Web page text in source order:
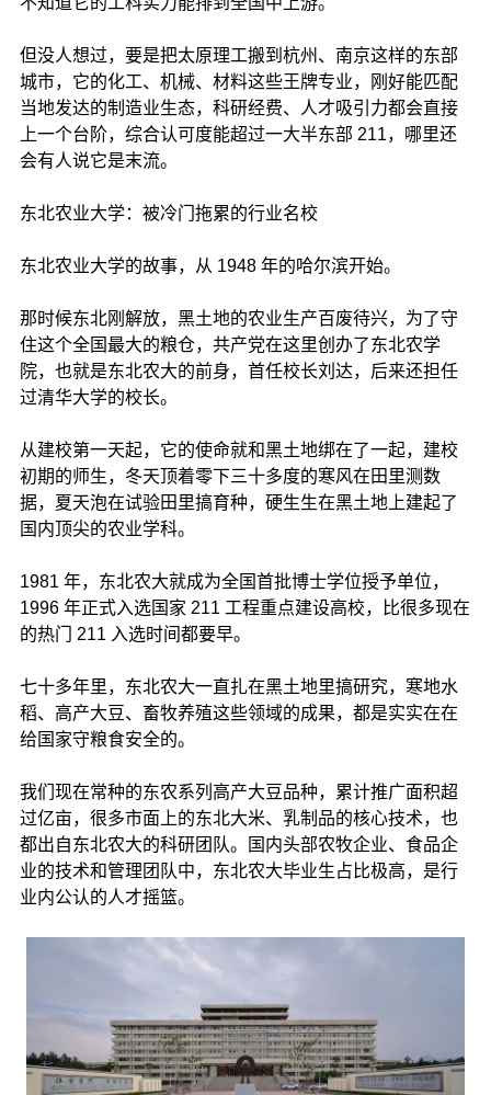
但没人想过，要是把太原理工搬到杭州、南京这样的东部
城市，它的化工、机械、材料这些王牌专业，刚好能匹配
当地发达的制造业生态，科研经费、人才吸引力都会直接
上一个台阶，综合认可度能超过一大半东部 211，哪里还
会有人说它是末流。
东北农业大学：被冷门拖累的行业名校
东北农业大学的故事，从 1948 年的哈尔滨开始。
那时候东北刚解放，黑土地的农业生产百废待兴，为了守
住这个全国最大的粮仓，共产党在这里创办了东北农学
院，也就是东北农大的前身，首任校长刘达，后来还担任
过清华大学的校长。
从建校第一天起，它的使命就和黑土地绑在了一起，建校
初期的师生，冬天顶着零下三十多度的寒风在田里测数
据，夏天泡在试验田里搞育种，硬生生在黑土地上建起了
国内顶尖的农业学科。
1981 年，东北农大就成为全国首批博士学位授予单位，
1996 年正式入选国家 211 工程重点建设高校，比很多现在
的热门 211 入选时间都要早。
七十多年里，东北农大一直扎在黑土地里搞研究，寒地水
稻、高产大豆、畜牧养殖这些领域的成果，都是实实在在
给国家守粮食安全的。
我们现在常种的东农系列高产大豆品种，累计推广面积超
过亿亩，很多市面上的东北大米、乳制品的核心技术，也
都出自东北农大的科研团队。国内头部农牧企业、食品企
业的技术和管理团队中，东北农大毕业生占比极高，是行
业内公认的人才摇篮。